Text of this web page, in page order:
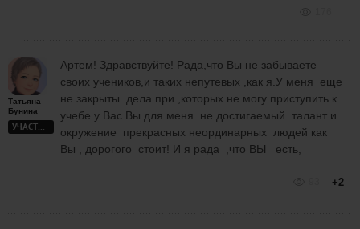
Татьяна
Бунина
УЧАСТНИК
Артем! Здравствуйте! Рада,что Вы не забываете
своих учеников,и таких непутевых ,как я.У меня еще
не закрыты дела при ,которых не могу приступить к
учебе у Вас.Вы для меня не достигаемый талант и
окружение прекрасных неординарных людей как
Вы , дорогого стоит! И я рада ,что ВЫ есть,
+2